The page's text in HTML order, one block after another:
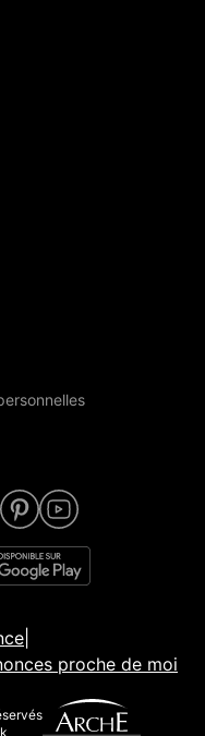
proche de moi